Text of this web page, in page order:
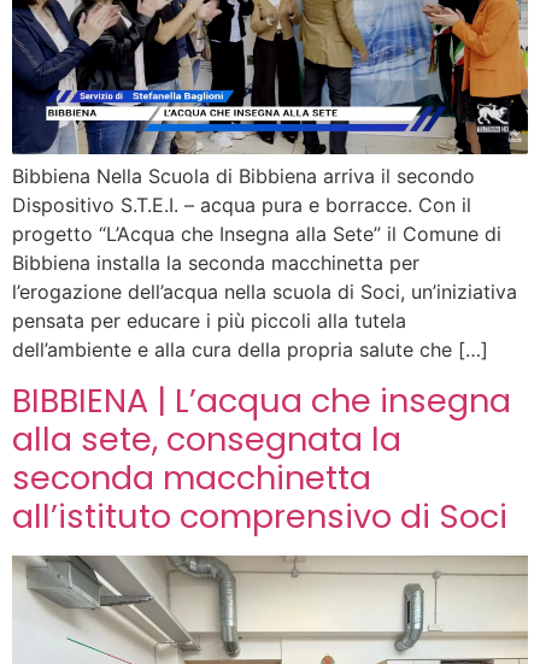
Bibbiena Nella Scuola di Bibbiena arriva il secondo
Dispositivo S.T.E.I. – acqua pura e borracce. Con il
progetto “L’Acqua che Insegna alla Sete” il Comune di
Bibbiena installa la seconda macchinetta per
l’erogazione dell’acqua nella scuola di Soci, un’iniziativa
pensata per educare i più piccoli alla tutela
dell’ambiente e alla cura della propria salute che […]
BIBBIENA | L’acqua che insegna
alla sete, consegnata la
seconda macchinetta
all’istituto comprensivo di Soci